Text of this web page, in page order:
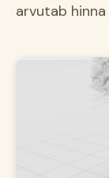
arvutab